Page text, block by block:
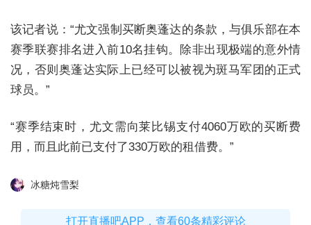
该记者说：“尤文强制买断奥蓬达的条款，与俱乐部在本
赛季联赛排名进入前10名挂钩。除非出现极端的意外情
况，否则奥蓬达实际上已经可以被视为斑马军团的正式
球员。”
“赛季结束时，尤文需向莱比锡支付4060万欧的买断费
用，而且此前已支付了330万欧的租借费。”
冰糖炖雪梨
打开直播吧APP，查看60条精彩评论